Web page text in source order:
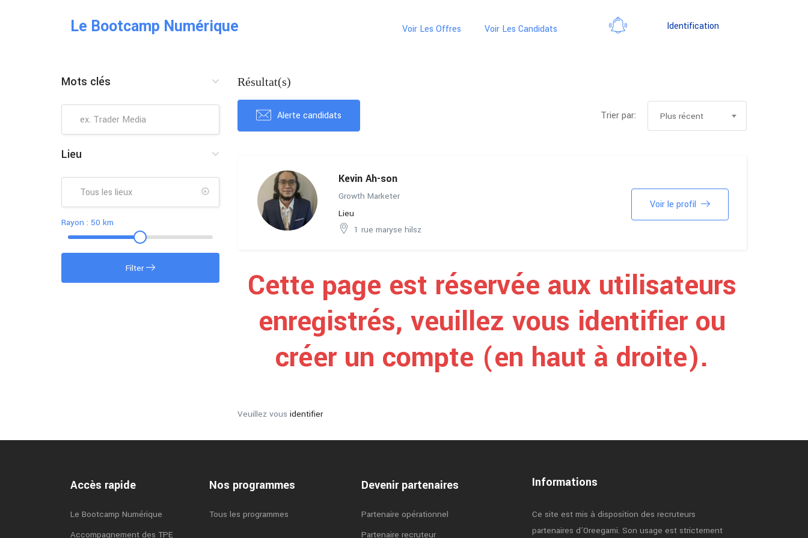
Le Bootcamp Numérique Voir Les Offres Voir Les Candidats Identification
Mots clés
Lieu
Rayon : 50 km
Filter
Résultat(s)
Alerte candidats Trier par: Plus récent
Kevin Ah-son
Growth Marketer
Lieu
1 rue maryse hilsz
Voir le profil
Cette page est réservée aux utilisateurs
enregistrés, veuillez vous identifier ou
créer un compte (en haut à droite).
Veuillez vous identifier
Accès rapide
Le Bootcamp Numérique
Accompagnement des TPE
Nos programmes
Tous les programmes
Devenir partenaires
Partenaire opérationnel
Partenaire recruteur
Informations
Ce site est mis à disposition des recruteurs
partenaires d’Oreegami. Son usage est strictement